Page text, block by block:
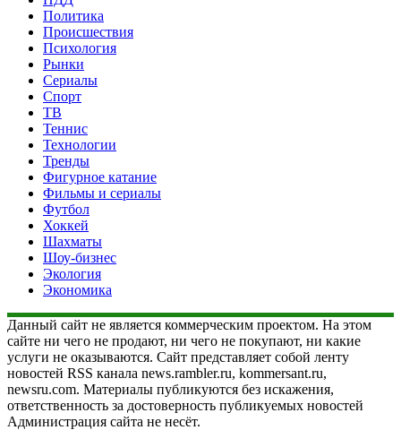
Политика
Происшествия
Психология
Рынки
Сериалы
Спорт
ТВ
Теннис
Технологии
Тренды
Фигурное катание
Фильмы и сериалы
Футбол
Хоккей
Шахматы
Шоу-бизнес
Экология
Экономика
Данный сайт не является коммерческим проектом. На этом
сайте ни чего не продают, ни чего не покупают, ни какие
услуги не оказываются. Сайт представляет собой ленту
новостей RSS канала news.rambler.ru, kommersant.ru,
newsru.com. Материалы публикуются без искажения,
ответственность за достоверность публикуемых новостей
Администрация сайта не несёт.